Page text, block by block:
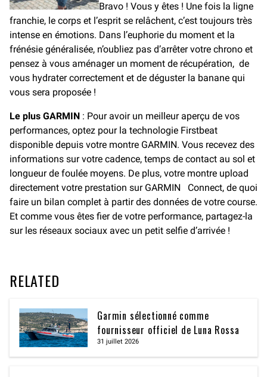
Bravo ! Vous y êtes ! Une fois la ligne
franchie, le corps et l’esprit se relâchent, c’est toujours très
intense en émotions. Dans l’euphorie du moment et la
frénésie généralisée, n’oubliez pas d’arrêter votre chrono et
pensez à vous aménager un moment de récupération, de
vous hydrater correctement et de déguster la banane qui
vous sera proposée !
Le plus GARMIN : Pour avoir un meilleur aperçu de vos
performances, optez pour la technologie Firstbeat
disponible depuis votre montre GARMIN. Vous recevez des
informations sur votre cadence, temps de contact au sol et
longueur de foulée moyens. De plus, votre montre upload
directement votre prestation sur GARMIN Connect, de quoi
faire un bilan complet à partir des données de votre course.
Et comme vous êtes fier de votre performance, partagez-la
sur les réseaux sociaux avec un petit selfie d’arrivée !
RELATED
Garmin sélectionné comme
fournisseur officiel de Luna Rossa
31 juillet 2026